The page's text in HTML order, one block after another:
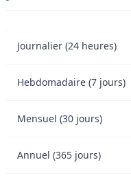
Journalier (24 heures)
Hebdomadaire (7 jours)
Mensuel (30 jours)
Annuel (365 jours)